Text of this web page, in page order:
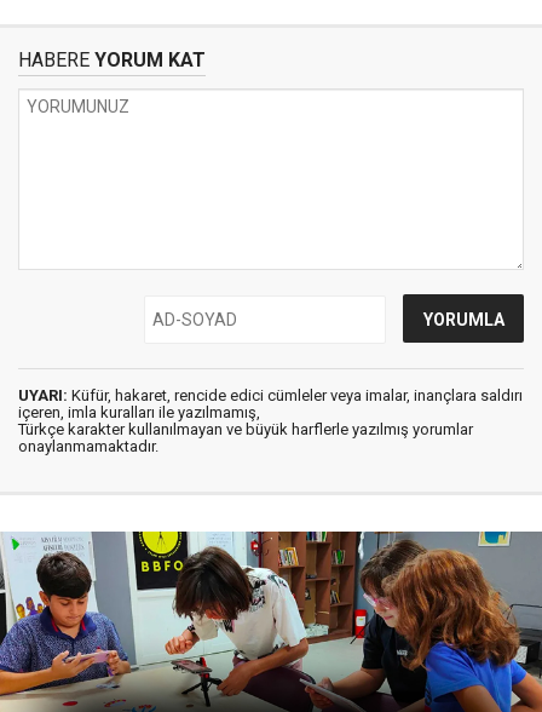
HABERE YORUM KAT
UYARI: Küfür, hakaret, rencide edici cümleler veya imalar, inançlara saldırı
içeren, imla kuralları ile yazılmamış,
Türkçe karakter kullanılmayan ve büyük harflerle yazılmış yorumlar
onaylanmamaktadır.